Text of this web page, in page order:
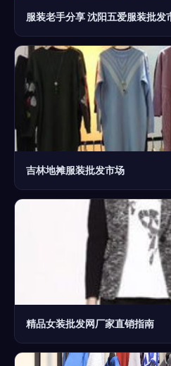
服装老手分享 沈阳五爱服装批发
吉林地摊服装批发市场
精品女装批发网厂家直销指南